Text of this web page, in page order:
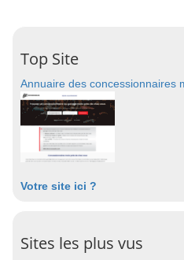
Top Site
Annuaire des concessionnaires
Votre site ici ?
Sites les plus vus